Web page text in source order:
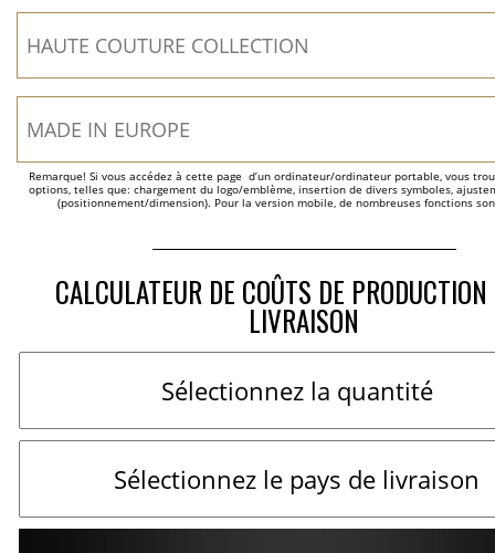
Remarque! Si vous accédez à cette page  d’un ordinateur/ordinateur portable, vous
options, telles que: chargement du logo/emblème, insertion de divers symboles,
(positionnement/dimension). Pour la version mobile, de nombreuses fonctions
CALCULATEUR DE COÛTS DE
LIVRAISON